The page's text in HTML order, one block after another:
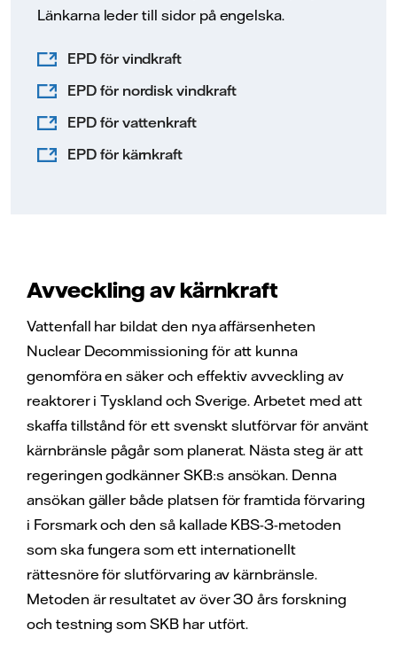
Länkarna leder till sidor på engelska.
EPD för vindkraft
EPD för nordisk vindkraft
EPD för vattenkraft
EPD för kärnkraft
Avveckling av kärnkraft
Vattenfall har bildat den nya affärsenheten
Nuclear Decommissioning för att kunna
genomföra en säker och effektiv avveckling av
reaktorer i Tyskland och Sverige. Arbetet med att
skaffa tillstånd för ett svenskt slutförvar för använt
kärnbränsle pågår som planerat. Nästa steg är att
regeringen godkänner SKB:s ansökan. Denna
ansökan gäller både platsen för framtida förvaring
i Forsmark och den så kallade KBS-3-metoden
som ska fungera som ett internationellt
rättesnöre för slutförvaring av kärnbränsle.
Metoden är resultatet av över 30 års forskning
och testning som SKB har utfört.